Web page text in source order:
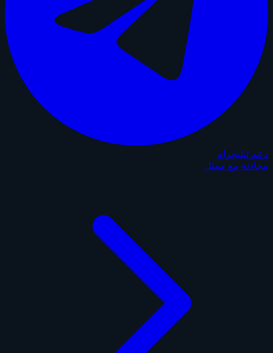
دعم تيليجرام
محادثة مع ممثل